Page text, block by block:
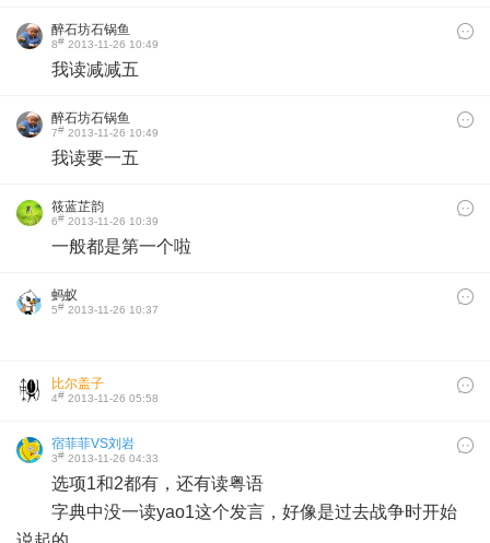
醉石坊石锅鱼
8# 2013-11-26 10:49
我读减减五
醉石坊石锅鱼
7# 2013-11-26 10:49
我读要一五
筱蓝芷韵
6# 2013-11-26 10:39
一般都是第一个啦
蚂蚁
5# 2013-11-26 10:37
比尔盖子
4# 2013-11-26 05:58
宿菲菲VS刘岩
3# 2013-11-26 04:33
选项1和2都有，还有读粤语
字典中没一读yao1这个发言，好像是过去战争时开始